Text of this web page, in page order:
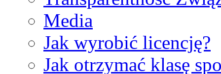
Media
Jak wyrobić licencję?
Jak otrzymać klasę